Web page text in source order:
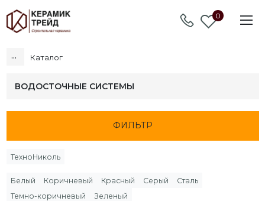
0
... Каталог
ВОДОСТОЧНЫЕ СИСТЕМЫ
ФИЛЬТР
ТехноНиколь
Белый Коричневый Красный Серый
Сталь
Темно-коричневый
Зеленый